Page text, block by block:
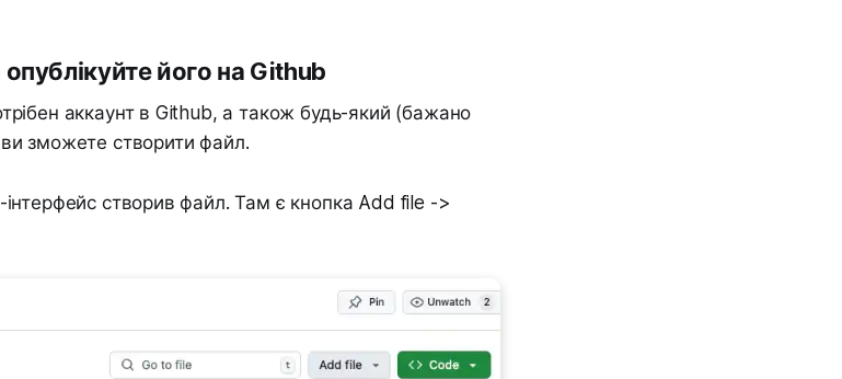
його на Github
аккаунт в Github, а також будь-який (бажано
зможете створити файл.
інтерфейс створив файл. Там є кнопка Add file ->